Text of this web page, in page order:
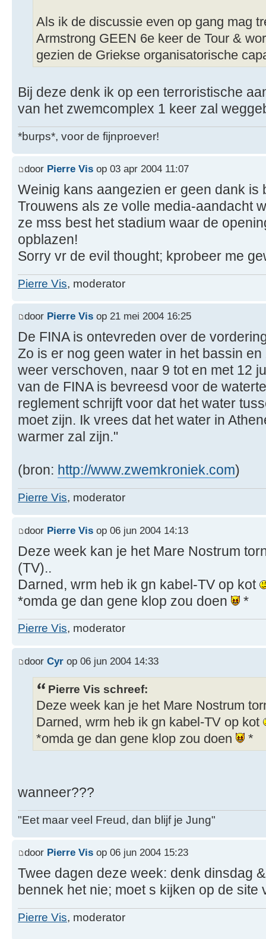
Als ik de discussie even op gang mag
Armstrong GEEN 6e keer de Tour &
gezien de Griekse organisatorische
Bij deze denk ik op een terroristische
van het zwemcomplex 1 keer zal
*burps*, voor de fijnproever!
door Pierre Vis op 03 apr 2004 11:07
Weinig kans aangezien er geen dank is
Trouwens als ze volle media-aandacht
ze mss best het stadium waar de
opblazen!
Sorry vr de evil thought; kprobeer me
Pierre Vis, moderator
door Pierre Vis op 21 mei 2004 16:25
De FINA is ontevreden over de
Zo is er nog geen water in het bassin
weer verschoven, naar 9 tot en met 12
van de FINA is bevreesd voor de
reglement schrijft voor dat het water
moet zijn. Ik vrees dat het water in
warmer zal zijn."
(bron: http://www.zwemkroniek.com)
Pierre Vis, moderator
door Pierre Vis op 06 jun 2004 14:13
Deze week kan je het Mare Nostrum
(TV)..
Darned, wrm heb ik gn kabel-TV op kot
*omda ge dan gene klop zou doen
*
Pierre Vis, moderator
door Cyr op 06 jun 2004 14:33
Pierre Vis schreef:
Deze week kan je het Mare Nostrum
Darned, wrm heb ik gn kabel-TV op kot
*omda ge dan gene klop zou doen
*
wanneer???
"Eet maar veel Freud, dan blijf je Jung"
door Pierre Vis op 06 jun 2004 15:23
Twee dagen deze week: denk dinsdag
bennek het nie; moet s kijken op de site
Pierre Vis, moderator